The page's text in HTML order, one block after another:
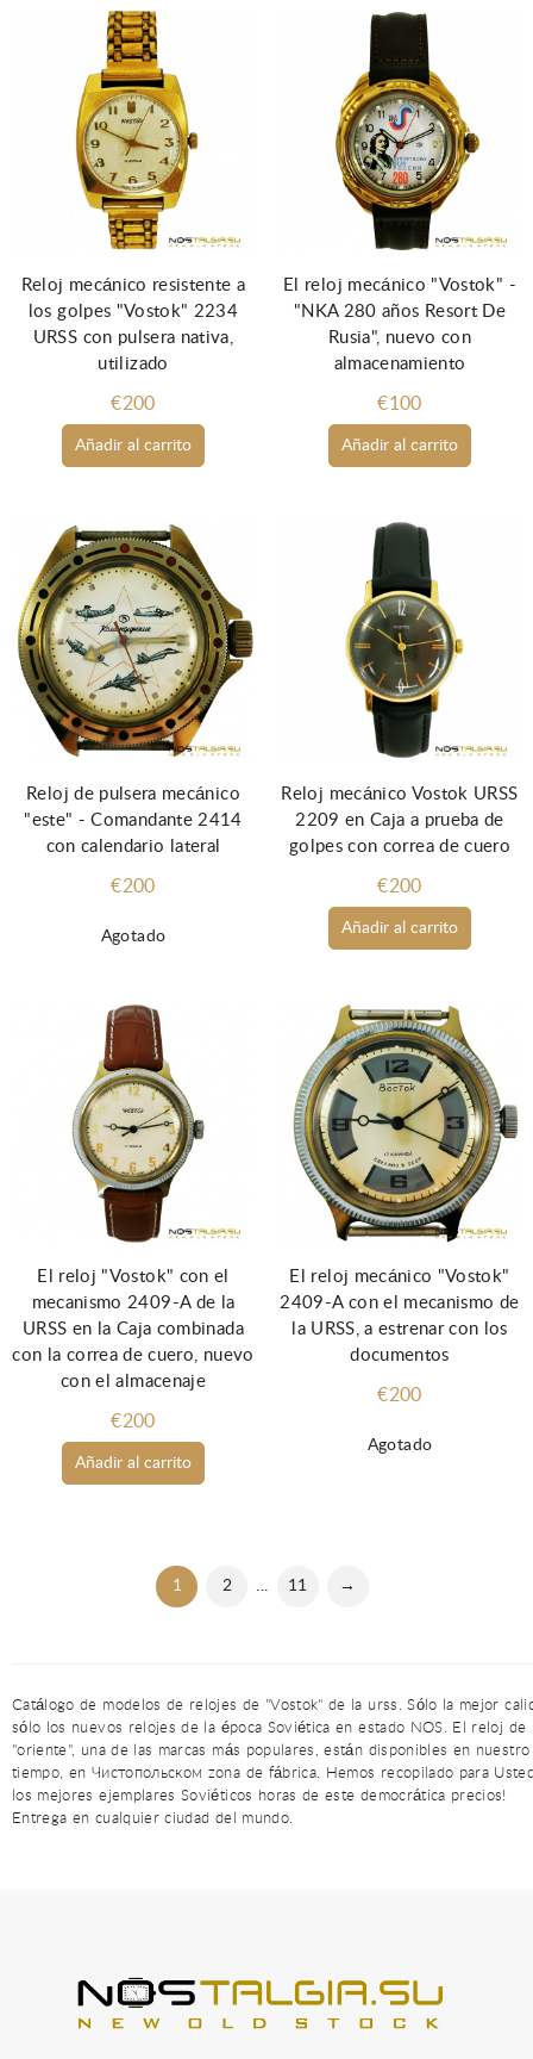
Añadir al carrito
Reloj mecánico resistente a
los golpes "Vostok" 2234
URSS con pulsera nativa,
utilizado
€200
Añadir al carrito
El reloj mecánico "Vostok" -
"NKA 280 años Resort De
Rusia", nuevo con
almacenamiento
€100
Agotado
Reloj de pulsera mecánico
"este" - Comandante 2414
con calendario lateral
€200
Añadir al carrito
Reloj mecánico Vostok URSS
2209 en Caja a prueba de
golpes con correa de cuero
€200
Añadir al carrito
El reloj "Vostok" con el
mecanismo 2409-A de la
URSS en la Caja combinada
con la correa de cuero, nuevo
con el almacenaje
€200
Agotado
El reloj mecánico "Vostok"
2409-A con el mecanismo de
la URSS, a estrenar con los
documentos
€200
1 2 ... 11 →
Catálogo de modelos de relojes de "Vostok" de la urss. Sólo la mejor
sólo los nuevos relojes de la época Soviética en estado NOS. El reloj de
"oriente", una de las marcas más populares, están disponibles en nuestro
tiempo, en Чистопольском zona de fábrica. Hemos recopilado para
los mejores ejemplares Soviéticos horas de este democrática precios!
Entrega en cualquier ciudad del mundo.